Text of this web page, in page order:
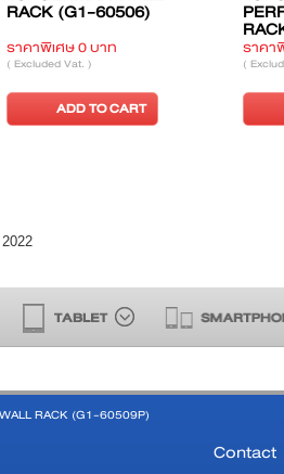
(G2- PERFORATED WALL
RACK (G1-60609P)
RACK (G1-60509P)
Contact